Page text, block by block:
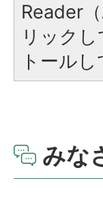
Reader
リック
トールし
みな